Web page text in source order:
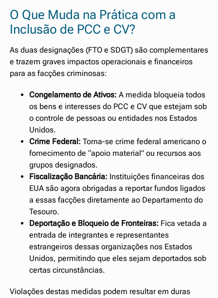
O Que Muda na Prática com a
Inclusão de PCC e CV?
As duas designações (FTO e SDGT) são complementares
e trazem graves impactos operacionais e financeiros
para as facções criminosas:
Congelamento de Ativos: A medida bloqueia todos
os bens e interesses do PCC e CV que estejam sob
o controle de pessoas ou entidades nos Estados
Unidos.
Crime Federal: Torna-se crime federal americano o
fornecimento de “apoio material” ou recursos aos
grupos designados.
Fiscalização Bancária: Instituições financeiras dos
EUA são agora obrigadas a reportar fundos ligados
a essas facções diretamente ao Departamento do
Tesouro.
Deportação e Bloqueio de Fronteiras: Fica vetada a
entrada de integrantes e representantes
estrangeiros dessas organizações nos Estados
Unidos, permitindo que eles sejam deportados sob
certas circunstâncias.
Violações destas medidas podem resultar em duras